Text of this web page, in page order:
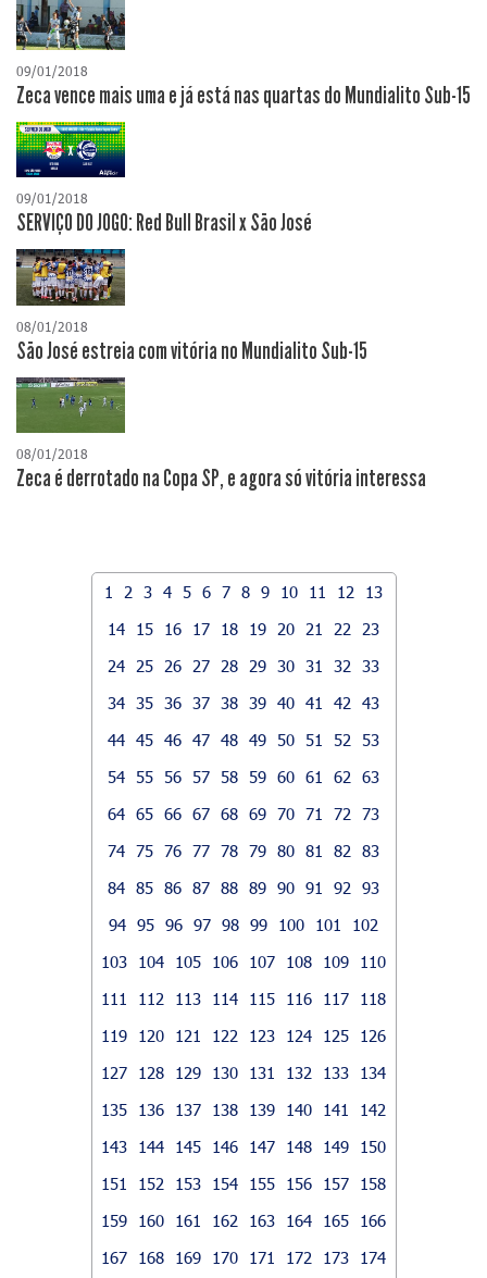
09/01/2018
Zeca vence mais uma e já está nas quartas do Mundialito Sub-15
09/01/2018
SERVIÇO DO JOGO: Red Bull Brasil x São José
08/01/2018
São José estreia com vitória no Mundialito Sub-15
08/01/2018
Zeca é derrotado na Copa SP, e agora só vitória interessa
1 2 3 4 5 6 7 8 9 10 11 12
13
14
15 16 17 18 19 20 21 22
23
24
25 26 27 28 29 30 31 32
33
34 35 36 37 38 39 40 41 42
43
44 45 46 47 48 49 50 51 52
53
54 55 56 57 58 59 60 61 62
63
64 65 66 67 68 69 70 71 72
73
74 75 76 77 78 79 80 81 82
83
84 85 86 87 88 89 90 91 92
93
94 95 96 97 98 99 100 101
102
103
104 105 106 107 108 109
110
111
112 113 114 115 116 117
118
119
120 121 122 123 124 125
126
127
128 129 130 131 132 133
134
135
136 137 138 139 140 141
142
143
144 145 146 147 148 149
150
151
152 153 154 155 156 157
158
159
160 161 162 163 164 165
166
167
168 169 170 171 172 173
174